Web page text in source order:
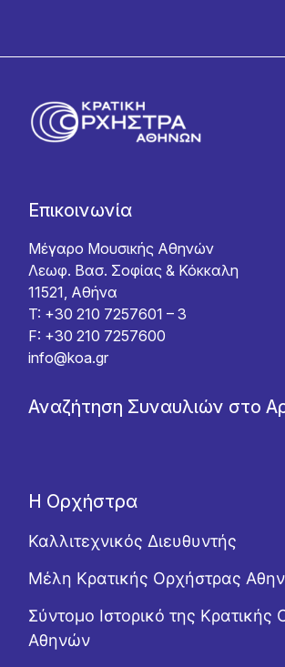
Επικοινωνία
Μέγαρο Μουσικής Αθηνών
Λεωφ. Βασ. Σοφίας & Κόκκαλη
11521, Αθήνα
T: +30 210 7257601 – 3
F: +30 210 7257600
info@koa.gr
Αναζήτηση Συναυλιών στο
Η Ορχήστρα
Καλλιτεχνικός Διευθυντής
Μέλη Κρατικής Ορχήστρας
Σύντομο Ιστορικό της Κρατικής
Αθηνών